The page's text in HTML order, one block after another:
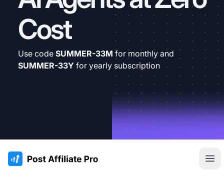
Cost
Use code SUMMER-33M for monthly and
SUMMER-33Y for yearly subscription
:site.title